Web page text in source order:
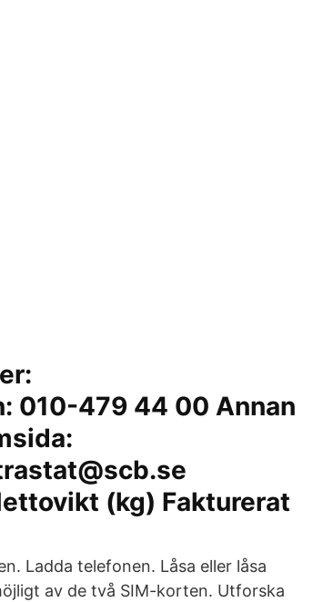
010-479 44 00 Annan
(kg) Fakturerat
Ladda telefonen. Låsa eller låsa
av de två SIM-korten. Utforska